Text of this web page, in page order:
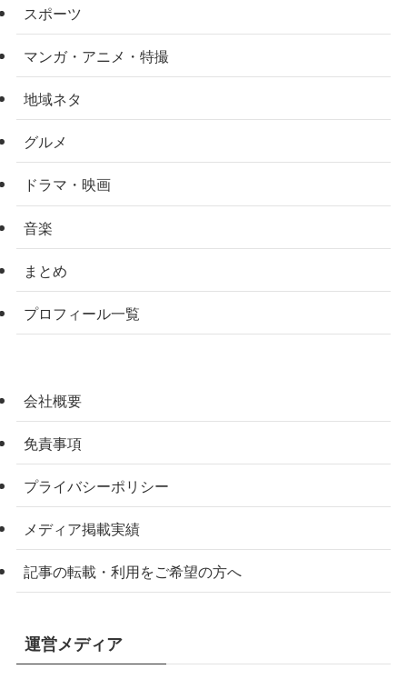
スポーツ
マンガ・アニメ・特撮
地域ネタ
グルメ
ドラマ・映画
音楽
まとめ
プロフィール一覧
会社概要
免責事項
プライバシーポリシー
メディア掲載実績
記事の転載・利用をご希望の方へ
運営メディア